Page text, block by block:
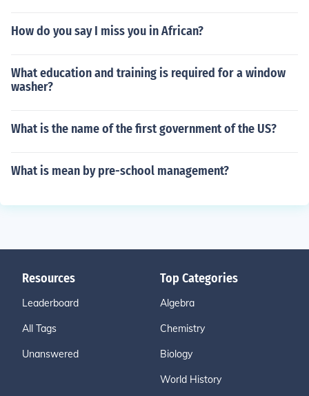
How do you say I miss you in African?
What education and training is required for a window
washer?
What is the name of the first government of the US?
What is mean by pre-school management?
Resources
Leaderboard
All Tags
Unanswered
Top Categories
Algebra
Chemistry
Biology
World History